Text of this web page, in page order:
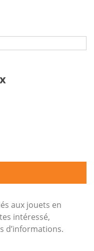
aux jouets en
intéressé,
d’informations.